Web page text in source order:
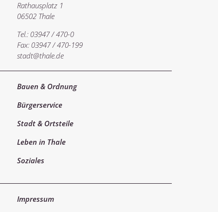
Rathausplatz 1
06502 Thale
Tel.: 03947 / 470-0
Fax: 03947 / 470-199
stadt@thale.de
Bauen & Ordnung
Bürgerservice
Stadt & Ortsteile
Leben in Thale
Soziales
Impressum